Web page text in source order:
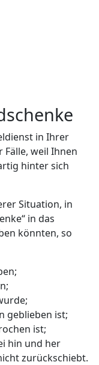
in Ihrer
Fälle, weil Ihnen
hinter sich
Situation, in
in das
könnten, so
geblieben ist;
ist;
hin und her
zurückschiebt.